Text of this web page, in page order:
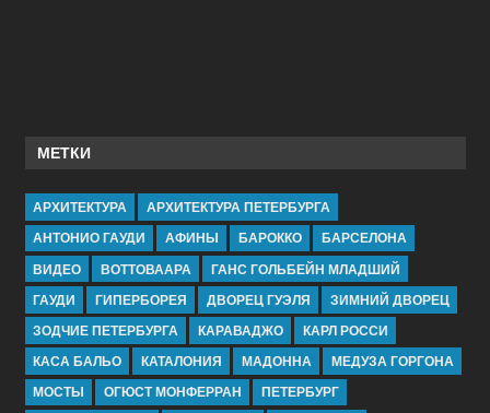
МЕТКИ
АРХИТЕКТУРА
АРХИТЕКТУРА ПЕТЕРБУРГА
АНТОНИО ГАУДИ
АФИНЫ БАРОККО
БАРСЕЛОНА
ВИДЕО
ВОТТОВААРА
ГАНС ГОЛЬБЕЙН МЛАДШИЙ
ГАУДИ
ГИПЕРБОРЕЯ ДВОРЕЦ ГУЭЛЯ
ЗИМНИЙ ДВОРЕЦ
ЗОДЧИЕ ПЕТЕРБУРГА
КАРАВАДЖО
КАРЛ РОССИ
КАСА БАЛЬО
КАТАЛОНИЯ МАДОННА
МЕДУЗА ГОРГОНА
МОСТЫ
ОГЮСТ МОНФЕРРАН ПЕТЕРБУРГ